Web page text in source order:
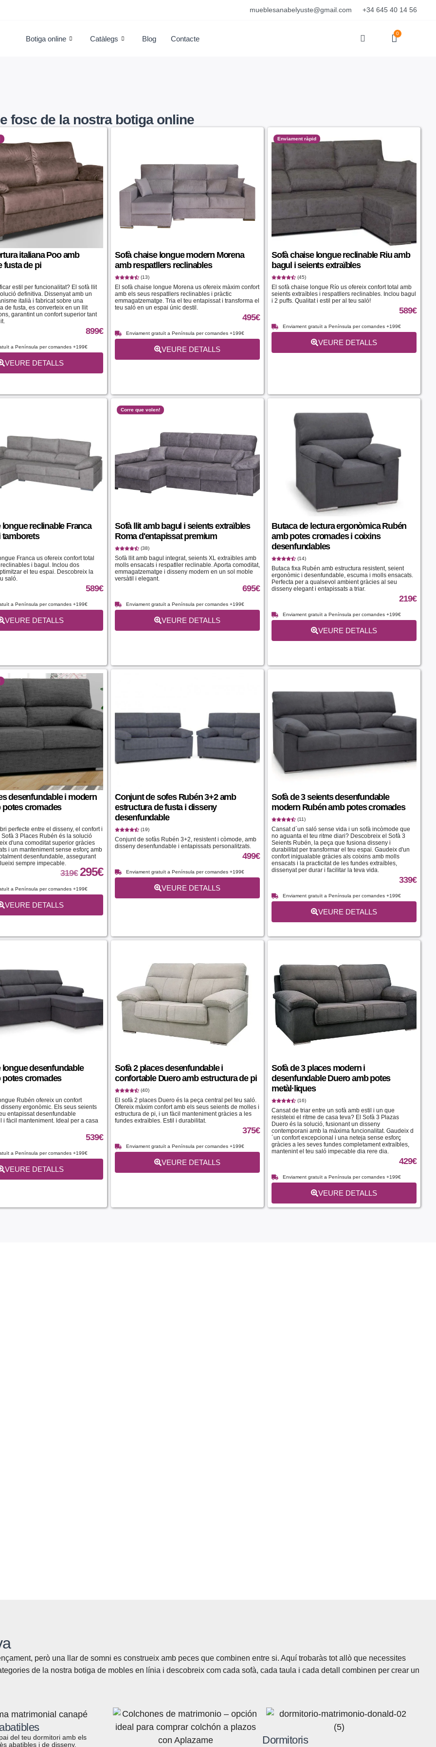
mueblesanabelyuste@gmail.com +34 645 40 14 56
Botiga online Catàlegs Blog Contacte
0
fosc de la nostra botiga online
italiana Poo amb
fusta de pi
estil per funcionalitat? El sofà llit
definitiva. Dissenyat amb un
italià i fabricat sobre una
de fusta, es converteix en un llit
garantint un confort superior tant
899€
a Península per comandes +199€
VEURE DETALLS
Sofà chaise longue modern Morena
amb respatllers reclinables
(13)
El sofà chaise longue Morena us ofereix màxim confort
amb els seus respatllers reclinables i pràctic
emmagatzematge. Tria el teu entapissat i transforma el
teu saló en un espai únic destil.
495€
Enviament gratuït a Península per comandes +199€
VEURE DETALLS
Enviament ràpid
Sofà chaise longue reclinable Riu amb
bagul i seients extraïbles
(45)
El sofà chaise longue Río us ofereix confort total amb
seients extraïbles i respatllers reclinables. Inclou bagul
i 2 puffs. Qualitat i estil per al teu saló!
589€
Enviament gratuït a Península per comandes +199€
VEURE DETALLS
longue reclinable Franca
tamborets
Franca us ofereix confort total
i bagul. Inclou dos
el teu espai. Descobreix la
saló.
589€
a Península per comandes +199€
VEURE DETALLS
Corre que volen!
Sofà llit amb bagul i seients extraïbles
Roma d'entapissat premium
(38)
Sofà llit amb bagul integrat, seients XL extraïbles amb
molls ensacats i respatller reclinable. Aporta comoditat,
emmagatzematge i disseny modern en un sol moble
versàtil i elegant.
695€
Enviament gratuït a Península per comandes +199€
VEURE DETALLS
Butaca de lectura ergonòmica Rubén
amb potes cromades i coixins
desenfundables
(14)
Butaca fixa Rubén amb estructura resistent, seient
ergonòmic i desenfundable, escuma i molls ensacats.
Perfecta per a qualsevol ambient gràcies al seu
disseny elegant i entapissats a triar.
219€
Enviament gratuït a Península per comandes +199€
VEURE DETALLS
desenfundable i modern
potes cromades
perfecte entre el disseny, el confort i
3 Places Rubén és la solució
d'una comoditat superior gràcies
i un manteniment sense esforç amb
desenfundable, assegurant
sempre impecable.
319€ 295€
a Península per comandes +199€
VEURE DETALLS
Conjunt de sofes Rubén 3+2 amb
estructura de fusta i disseny
desenfundable
(19)
Conjunt de sofàs Rubén 3+2, resistent i còmode, amb
disseny desenfundable i entapissats personalitzats.
499€
Enviament gratuït a Península per comandes +199€
VEURE DETALLS
Sofà de 3 seients desenfundable
modern Rubén amb potes cromades
(11)
Cansat d´un saló sense vida i un sofà incòmode que
no aguanta el teu ritme diari? Descobreix el Sofà 3
Seients Rubén, la peça que fusiona disseny i
durabilitat per transformar el teu espai. Gaudeix d'un
confort inigualable gràcies als coixins amb molls
ensacats i la practicitat de les fundes extraïbles,
dissenyat per durar i facilitar la teva vida.
339€
Enviament gratuït a Península per comandes +199€
VEURE DETALLS
longue desenfundable
potes cromades
Rubén ofereix un confort
ergonòmic. Els seus seients
entapissat desenfundable
i fàcil manteniment. Ideal per a casa
539€
a Península per comandes +199€
VEURE DETALLS
Sofà 2 places desenfundable i
confortable Duero amb estructura de pi
(40)
El sofà 2 places Duero és la peça central pel teu saló.
Ofereix màxim confort amb els seus seients de molles i
estructura de pi, i un fàcil manteniment gràcies a les
fundes extraïbles. Estil i durabilitat.
375€
Enviament gratuït a Península per comandes +199€
VEURE DETALLS
Sofà de 3 places modern i
desenfundable Duero amb potes
metàl·liques
(16)
Cansat de triar entre un sofà amb estil i un que
resisteixi el ritme de casa teva? El Sofà 3 Plazas
Duero és la solució, fusionant un disseny
contemporani amb la màxima funcionalitat. Gaudeix d
´un confort excepcional i una neteja sense esforç
gràcies a les seves fundes completament extraïbles,
mantenint el teu saló impecable dia rere dia.
429€
Enviament gratuït a Península per comandes +199€
VEURE DETALLS
però una llar de somni es construeix amb peces que combinen entre si. Aquí trobaràs tot allò que necessites
de la nostra botiga de mobles en línia i descobreix com cada sofà, cada taula i cada detall combinen per crear un
del teu dormitori amb els
abatibles i de disseny.
Dormitoris